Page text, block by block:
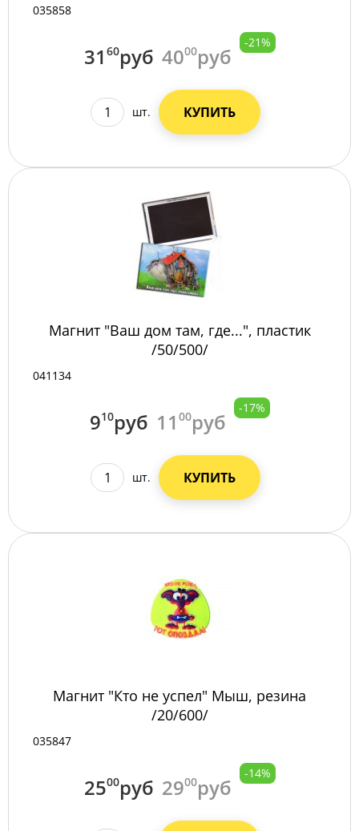
035858
31 60руб 4000руб
-21%
шт. КУПИТЬ
Магнит "Ваш дом там, где...", пластик
/50/500/
041134
910руб 11 00руб
-17%
шт. КУПИТЬ
Магнит "Кто не успел" Мыш, резина
/20/600/
035847
2500руб 2900руб
-14%